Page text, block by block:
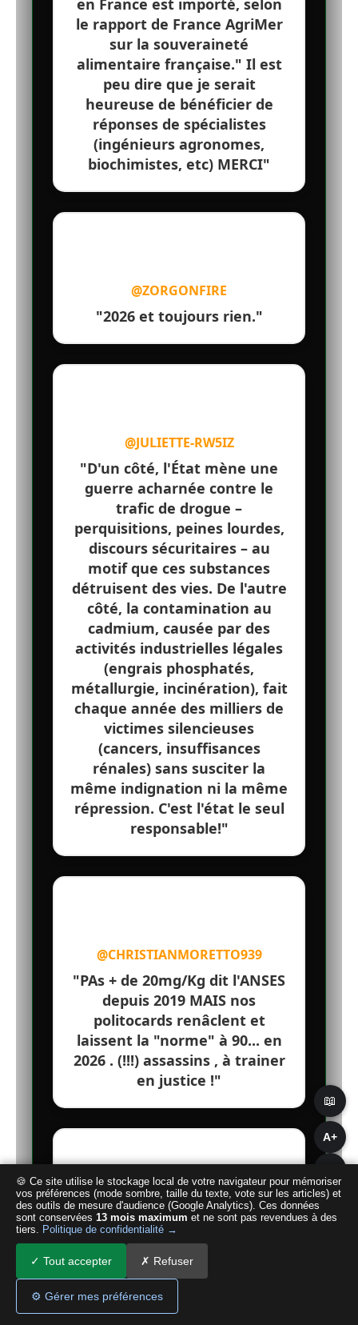
A+
📖
en France est importé, selon
le rapport de France AgriMer
sur la souveraineté
alimentaire française." Il est
peu dire que je serait
heureuse de bénéficier de
réponses de spécialistes
(ingénieurs agronomes,
biochimistes, etc) MERCI"
@ZORGONFIRE
"2026 et toujours rien."
@JULIETTE-RW5IZ
"D'un côté, l'État mène une
guerre acharnée contre le
trafic de drogue –
perquisitions, peines lourdes,
discours sécuritaires – au
motif que ces substances
détruisent des vies. De l'autre
côté, la contamination au
cadmium, causée par des
activités industrielles légales
(engrais phosphatés,
métallurgie, incinération), fait
chaque année des milliers de
victimes silencieuses
(cancers, insuffisances
rénales) sans susciter la
même indignation ni la même
répression. C'est l'état le seul
responsable!"
@CHRISTIANMORETTO939
"PAs + de 20mg/Kg dit l'ANSES
depuis 2019 MAIS nos
politocards renâclent et
laissent la "norme" à 90... en
2026 . (!!!) assassins , à trainer
en justice !"
@DJAOUIDALAMMALI8613
"Pourquoi on nous informe
que maintenant par ce
documentaire au lieu que les
médias parlent d entrisme …..
etc et d autres futilités et s
🍪 Ce site utilise le stockage local de votre navigateur pour mémoriser
vos préférences (mode sombre, taille du texte, vote sur les articles) et
des outils de mesure d'audience (Google Analytics). Ces données
sont conservées 13 mois maximum et ne sont pas revendues à des
tiers. Politique de confidentialité →
✓ Tout accepter ✗ Refuser
⚙ Gérer mes préférences